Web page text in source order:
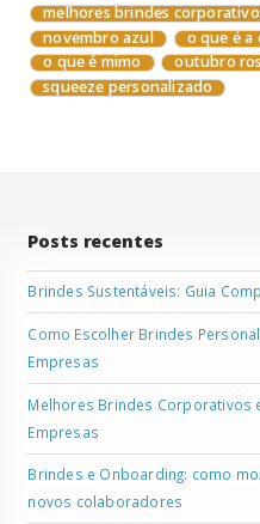
melhores brindes
novembro azul
o que é a
o que é mimo
outubro
squeeze personalizado
Posts recentes
Brindes Sustentáveis: Guia
Como Escolher Brindes
Empresas
Melhores Brindes Corporativos
Empresas
Brindes e Onboarding: como
novos colaboradores